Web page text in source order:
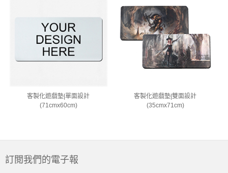
客製化遊戲墊|單面設計
(71cmx60cm)
客製化遊戲墊|雙面設計
(35cmx71cm)
訂閲我們的電子報